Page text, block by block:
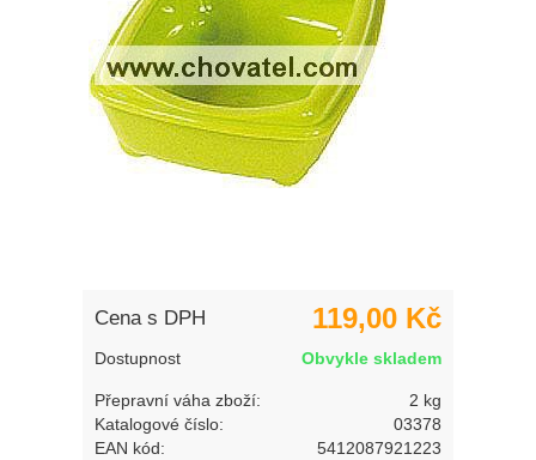
Cena s DPH 119,00 Kč
Dostupnost Obvykle skladem
Přepravní váha zboží:
2 kg
Katalogové číslo:
03378
EAN kód:
5412087921223